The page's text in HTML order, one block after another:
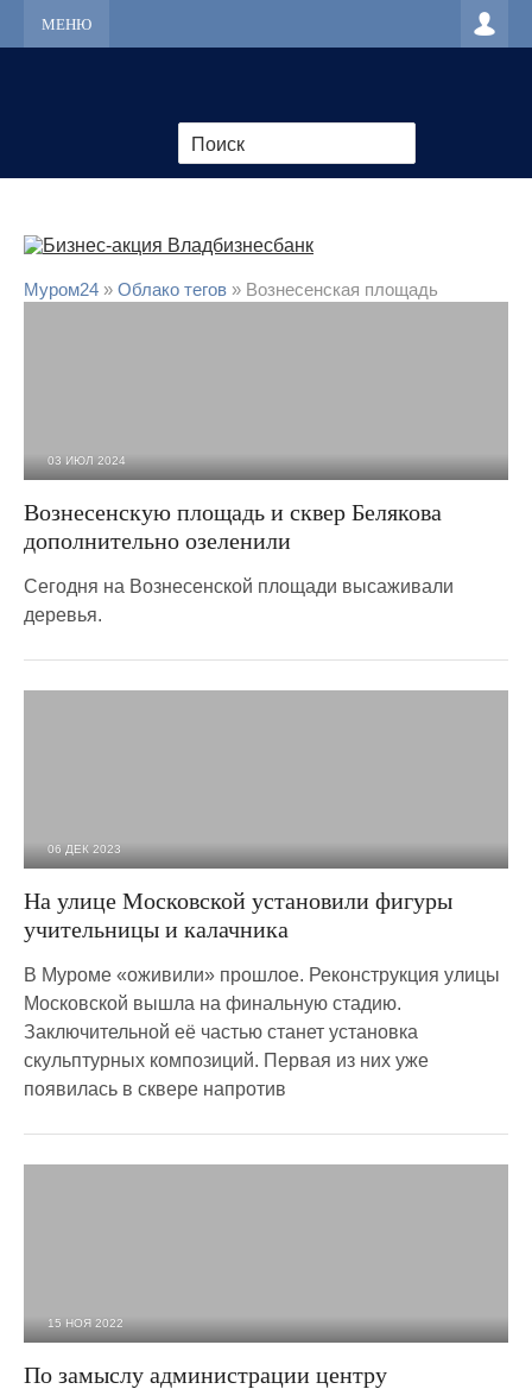
МЕНЮ
Муром24 » Облако тегов » Вознесенская площадь
03 ИЮЛ 2024
Вознесенскую площадь и сквер Белякова
дополнительно озеленили
Сегодня на Вознесенской площади высаживали
деревья.
06 ДЕК 2023
На улице Московской установили фигуры
учительницы и калачника
В Муроме «оживили» прошлое. Реконструкция улицы
Московской вышла на финальную стадию.
Заключительной её частью станет установка
скульптурных композиций. Первая из них уже
появилась в сквере напротив
15 НОЯ 2022
По замыслу администрации центру